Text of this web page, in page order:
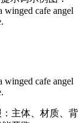
winged cafe angel
主体、材质、背